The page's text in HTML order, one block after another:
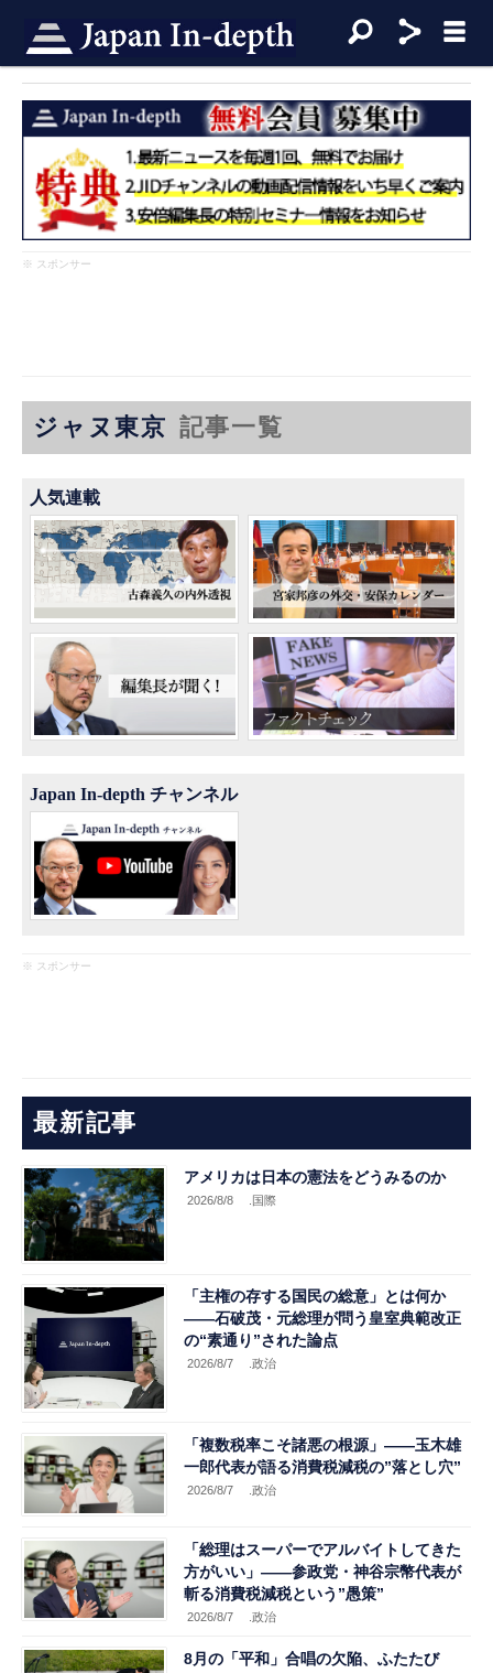
※ スポンサー
ジャヌ東京 記事一覧
人気連載
Japan In-depth チャンネル
※ スポンサー
最新記事
アメリカは日本の憲法をどうみるのか
2026/8/8 .国際
「主権の存する国民の総意」とは何か
――石破茂・元総理が問う皇室典範改正
の“素通り”された論点
2026/8/7 .政治
「複数税率こそ諸悪の根源」――玉木雄
一郎代表が語る消費税減税の”落とし穴”
2026/8/7 .政治
「総理はスーパーでアルバイトしてきた
方がいい」――参政党・神谷宗幣代表が
斬る消費税減税という”愚策”
2026/8/7 .政治
8月の「平和」合唱の欠陥、ふたたび